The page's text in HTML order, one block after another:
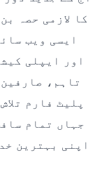
کا لازمی حصہ
ایسی ویب
اور ایپلی
تاہم،
پلیٹ فارم
جہاں تمام